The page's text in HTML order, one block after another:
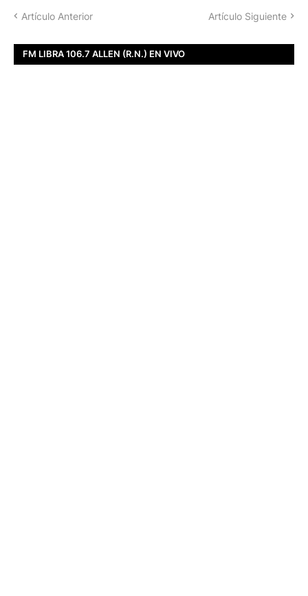
Artículo Anterior Artículo Siguiente
FM LIBRA 106.7 ALLEN (R.N.) EN VIVO